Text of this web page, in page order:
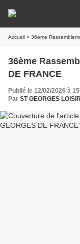
Accueil » 36ème
36ème
DE FRANCE
Publié le 12/02/2026 à
Par ST GEORGES